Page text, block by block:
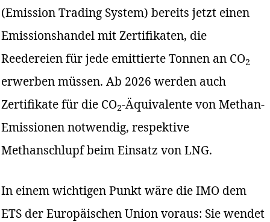
(Emission Trading System) bereits jetzt einen
Emissionshandel mit Zertifikaten, die
Reedereien für jede emittierte Tonnen an CO2
erwerben müssen. Ab 2026 werden auch
Zertifikate für die CO2-Äquivalente von Methan-
Emissionen notwendig, respektive
Methanschlupf beim Einsatz von LNG.
In einem wichtigen Punkt wäre die IMO dem
ETS der Europäischen Union voraus: Sie wendet